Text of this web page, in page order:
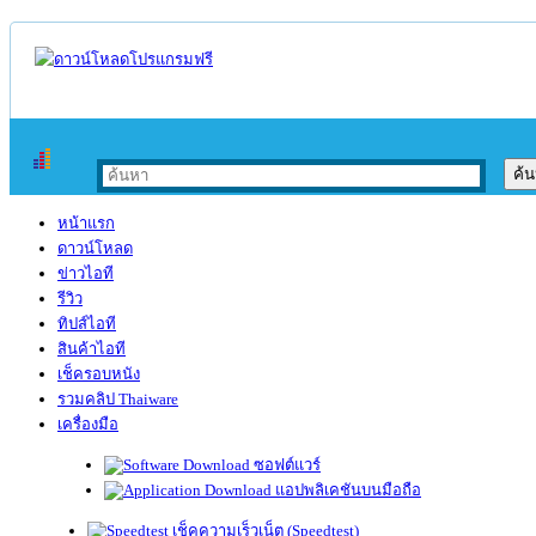
หน้าแรก
ดาวน์โหลด
ข่าวไอที
รีวิว
ทิปส์ไอที
สินค้าไอที
เช็ครอบหนัง
รวมคลิป Thaiware
เครื่องมือ
ซอฟต์แวร์
แอปพลิเคชันบนมือถือ
เช็คความเร็วเน็ต (Speedtest)